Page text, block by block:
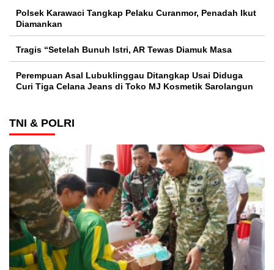
Polsek Karawaci Tangkap Pelaku Curanmor, Penadah Ikut
Diamankan
Tragis “Setelah Bunuh Istri, AR Tewas Diamuk Masa
Perempuan Asal Lubuklinggau Ditangkap Usai Diduga
Curi Tiga Celana Jeans di Toko MJ Kosmetik Sarolangun
TNI & POLRI